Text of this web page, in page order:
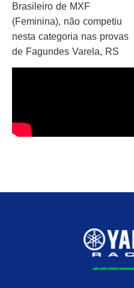
Brasileiro de MXF
(Feminina), não competiu
nesta categoria nas provas
de Fagundes Varela, RS